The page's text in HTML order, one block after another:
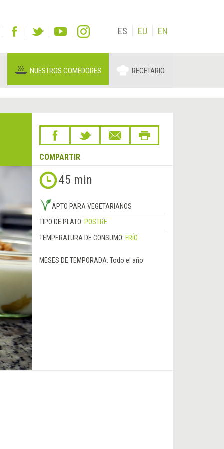
ES EU EN
NUESTROS COMEDORES RECETARIO
COMPARTIR
45 min
APTO PARA VEGETARIANOS
TIPO DE PLATO: POSTRE
TEMPERATURA DE CONSUMO: FRÍO
MESES DE TEMPORADA: Todo el año